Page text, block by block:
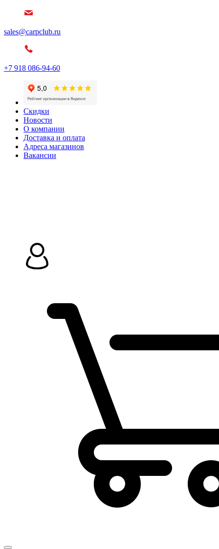
sales@carpclub.ru
+7 918 086-94-60
Скидки
Новости
О компании
Доставка и оплата
Адреса магазинов
Вакансии